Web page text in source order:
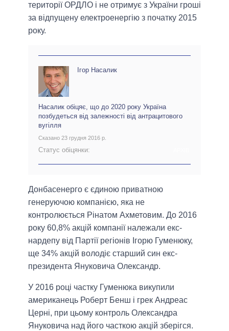
території ОРДЛО і не отримує з України гроші
за відпущену електроенергію з початку 2015
року.
Ігор Насалик
Насалик обіцяє, що до 2020 року Україна
позбудеться від залежності від антрацитового
вугілля
Сказано 23 грудня 2016 р.
Статус обіцянки:
Донбасенерго є єдиною приватною
генеруючою компанією, яка не
контролюється Рінатом Ахметовим. До 2016
року 60,8% акцій компанії належали екс-
нардепу від Партії регіонів Ігорю Гуменюку,
ще 34% акцій володіє старший син екс-
президента Януковича Олександр.
У 2016 році частку Гуменюка викупили
американець Роберт Бенш і грек Андреас
Церні, при цьому контроль Олександра
Януковича над його часткою акцій зберігся.